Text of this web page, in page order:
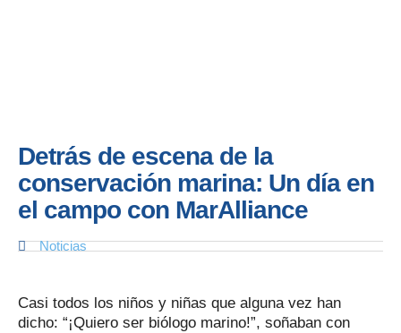
Detrás de escena de la
conservación marina: Un día en
el campo con MarAlliance
Noticias
Casi todos los niños y niñas que alguna vez han
dicho: “¡Quiero ser biólogo marino!”, soñaban con